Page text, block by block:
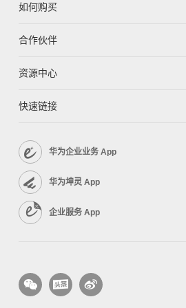
如何购买
合作伙伴
资源中心
快速链接
华为企业业务 App
华为坤灵 App
企业服务 App